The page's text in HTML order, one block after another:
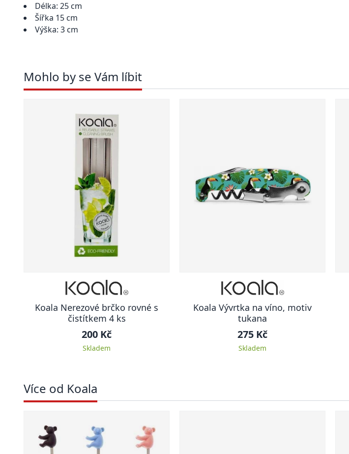
Délka: 25 cm
Šířka 15 cm
Výška: 3 cm
Mohlo by se Vám líbit
Koala Nerezové brčko rovné s
čistítkem 4 ks
200 Kč
Skladem
Koala Vývrtka na víno, motiv
tukana
275 Kč
Skladem
Více od Koala